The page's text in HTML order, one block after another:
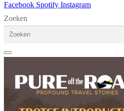
Facebook Spotify Instagram
Zoeken